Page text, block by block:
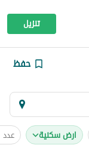
تنزيل
حفظ
ارض سكنية